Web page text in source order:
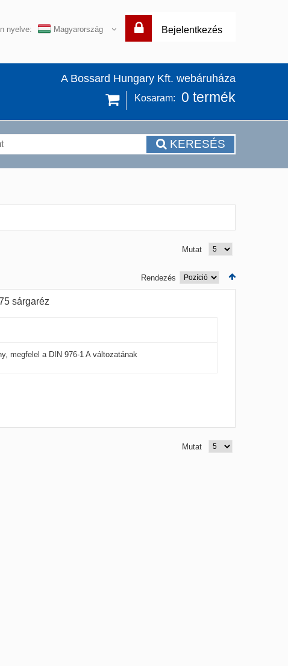
Bejelentkezés
nyelve: Magyarország
A Bossard Hungary Kft. webáruháza
Kosaram: 0 termék
KERESÉS
Mutat
Rendezés
sárgaréz
megfelel a DIN 976-1 A változatának
Mutat